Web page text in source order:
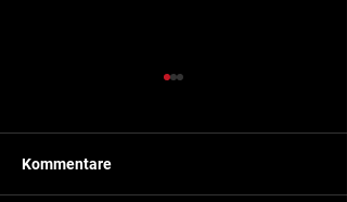
Kommentare